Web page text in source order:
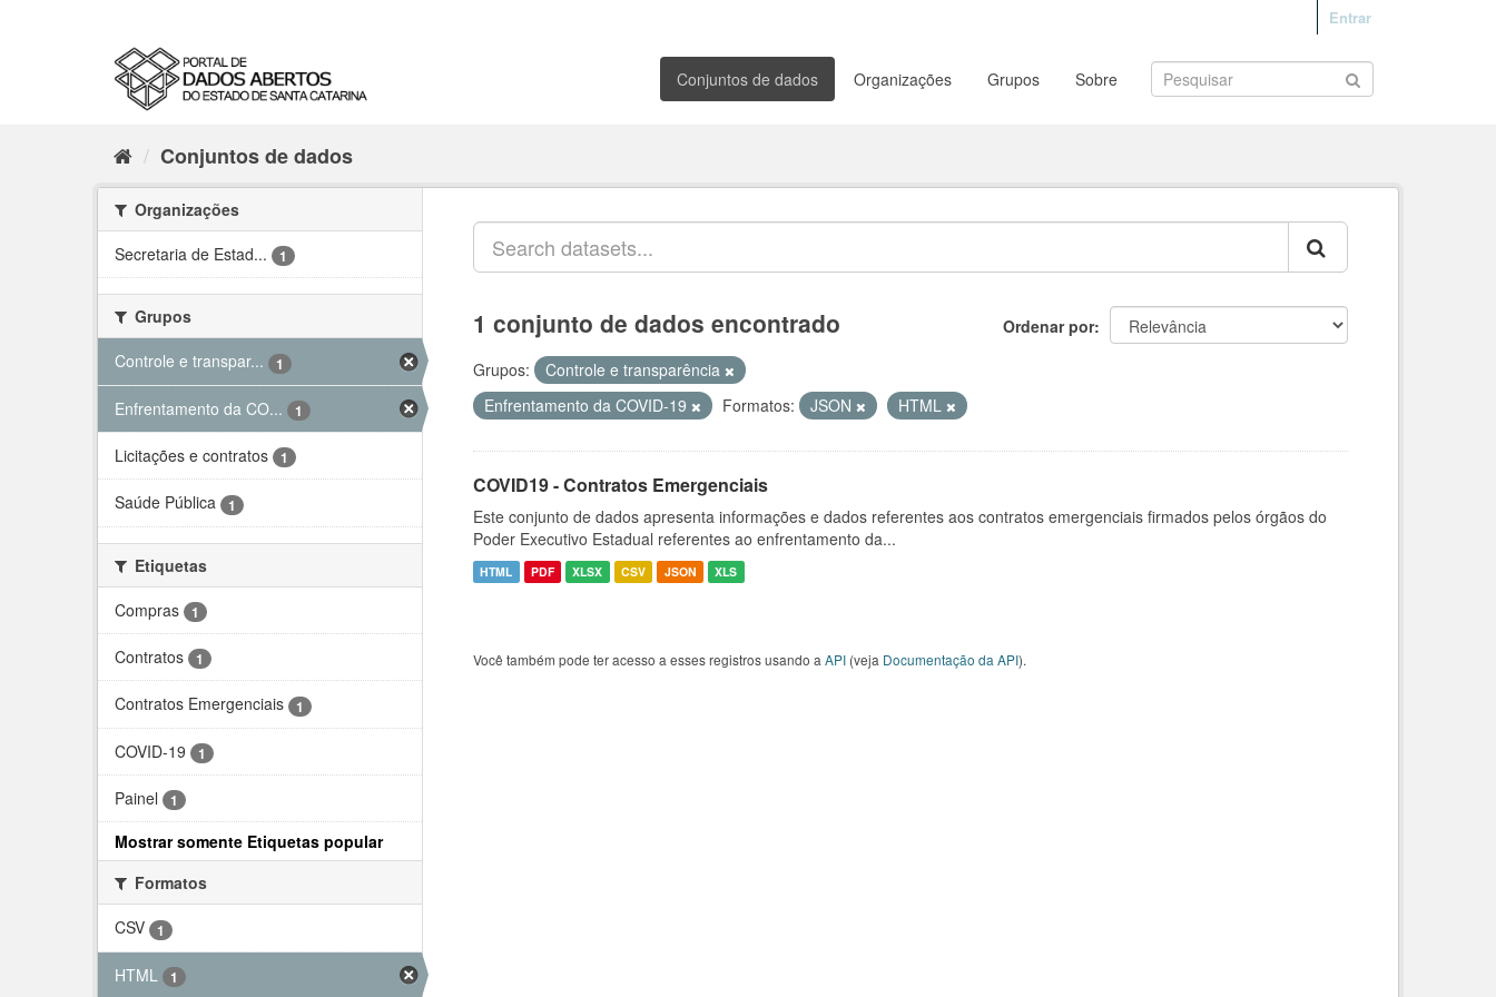
Entrar
Conjuntos de dados Organizações Grupos Sobre
Conjuntos de dados
Organizações
Secretaria de Estad...
1
Grupos
Controle e transpar...
1
Enfrentamento da CO... 1
Licitações e contratos 1
Saúde Pública 1
Etiquetas
Compras
1
Contratos 1
Contratos Emergenciais 1
COVID-19 1
Painel 1
Mostrar somente Etiquetas popular
Formatos
CSV
1
HTML 1
Ordenar por
1 conjunto de dados encontrado
Grupos:
Controle e transparência
Enfrentamento da COVID-19
Formatos: JSON HTML
COVID19 - Contratos Emergenciais
Este conjunto de dados apresenta informações e dados referentes aos contratos emergenciais firmados pelos órgãos do
Poder Executivo Estadual referentes ao enfrentamento da...
HTML PDF XLSX CSV JSON XLS
Você também pode ter acesso a esses registros usando a API (veja Documentação da API).